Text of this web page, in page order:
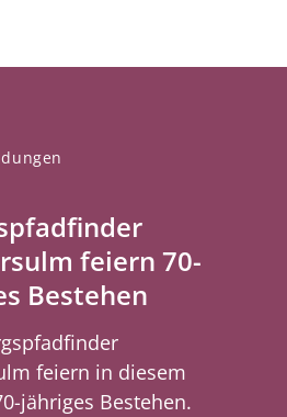
feiern 70-
Bestehen
feiern in diesem
jähriges Bestehen.